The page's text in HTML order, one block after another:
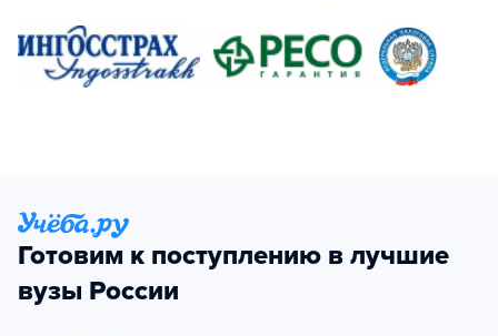
Готовим к поступлению в лучшие
вузы России